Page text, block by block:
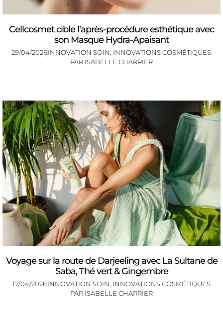
Cellcosmet cible l’après-procédure esthétique avec
son Masque Hydra-Apaisant
29/04/2026INNOVATION SOIN INNOVATIONS COSMÉTIQUES
PAR ISABELLE CHARRIER
Voyage sur la route de Darjeeling avec La Sultane de
Saba, Thé vert & Gingembre
17/04/2026INNOVATION SOIN INNOVATIONS COSMÉTIQUES
PAR ISABELLE CHARRIER